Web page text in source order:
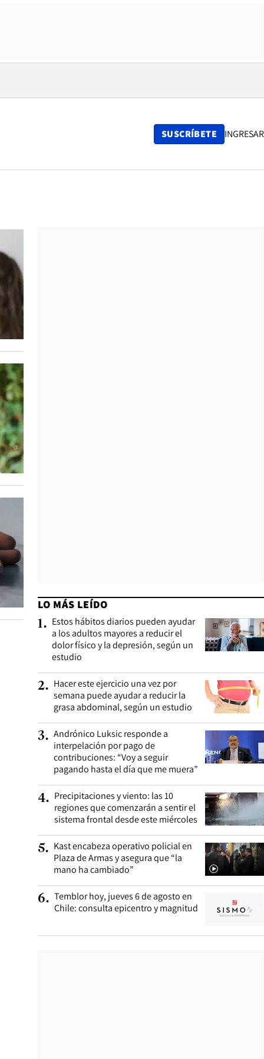
SUSCRÍBETE INGRESAR
LO MÁS LEÍDO
1. Estos hábitos diarios pueden ayudar
a los adultos mayores a reducir el
dolor físico y la depresión, según un
estudio
2. Hacer este ejercicio una vez por
semana puede ayudar a reducir la
grasa abdominal, según un estudio
3. Andrónico Luksic responde a
interpelación por pago de
contribuciones: “Voy a seguir
pagando hasta el día que me muera”
4. Precipitaciones y viento: las 10
regiones que comenzarán a sentir el
sistema frontal desde este miércoles
5. Kast encabeza operativo policial en
Plaza de Armas y asegura que “la
mano ha cambiado”
6. Temblor hoy, jueves 6 de agosto en
Chile: consulta epicentro y magnitud